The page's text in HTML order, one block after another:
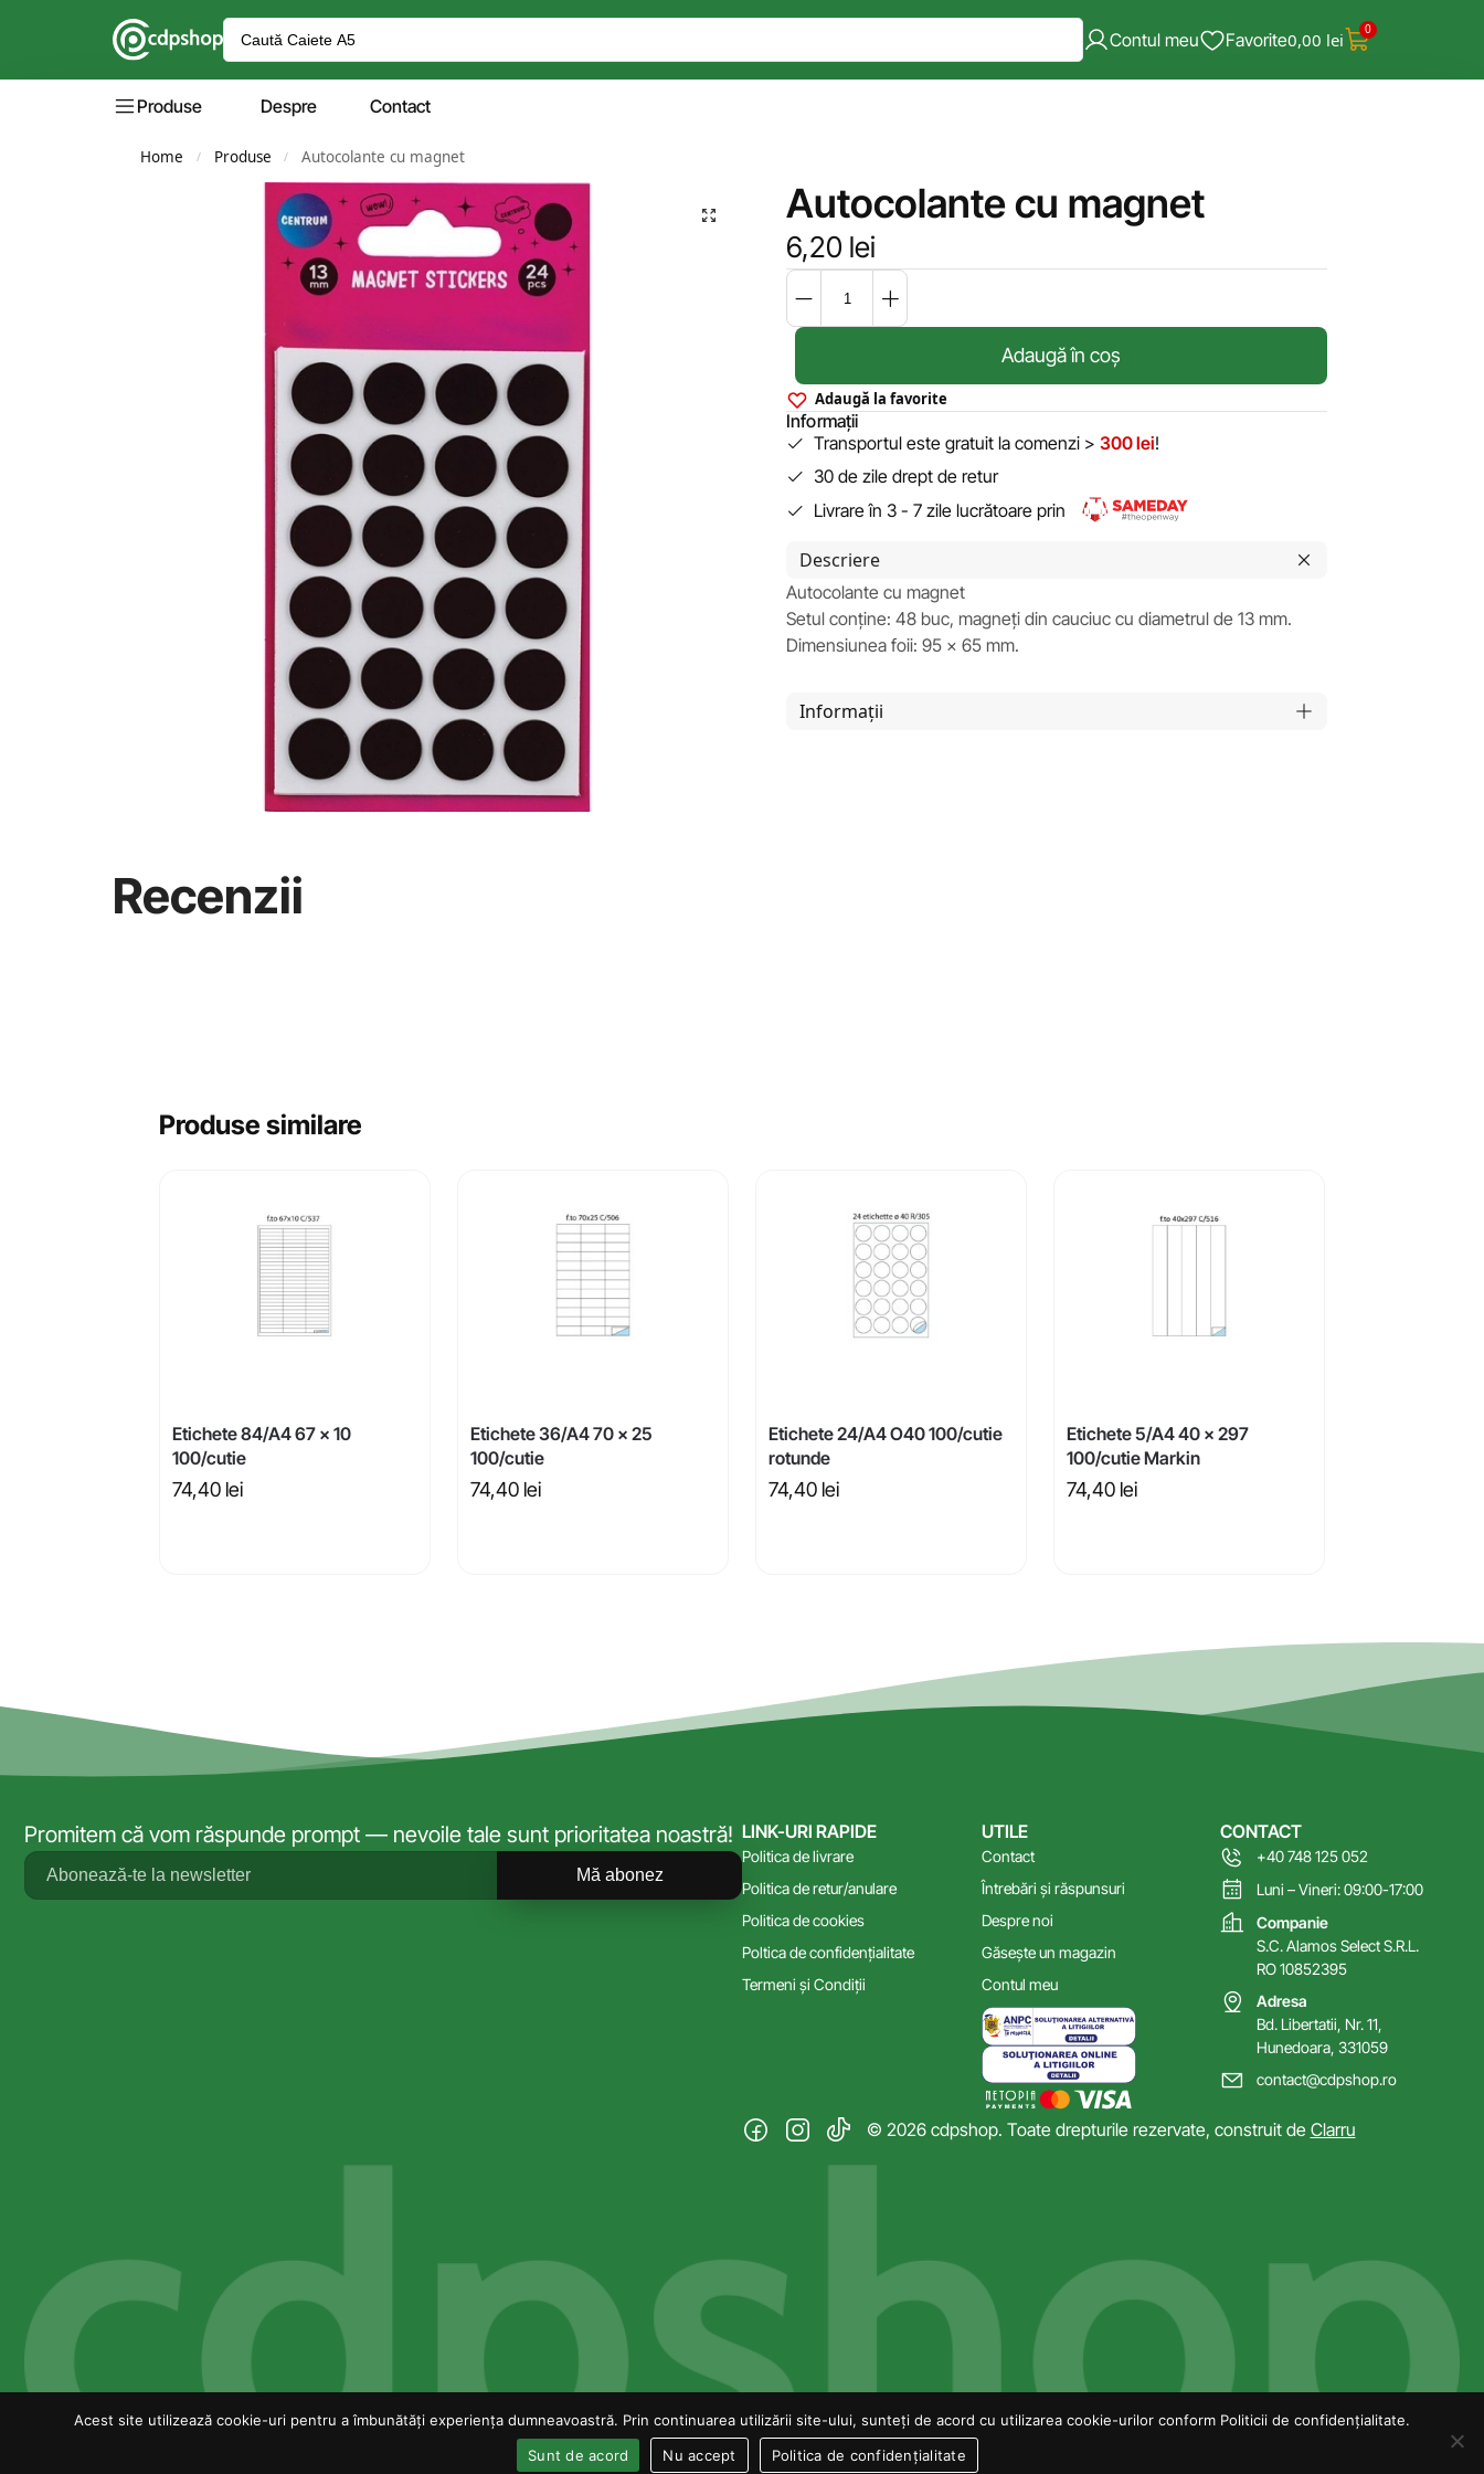
Contul meu Favorite0,00 lei 0
Produse Despre Contact
Home / Produse / Autocolante cu magnet
Autocolante cu magnet
6,20 lei
Adaugă în coș
Adaugă la favorite
Informații
Transportul este gratuit la comenzi > 300 lei!
30 de zile drept de retur
Livrare în 3 - 7 zile lucrătoare prin
Descriere
Autocolante cu magnet
Setul conține: 48 buc, magneți din cauciuc cu diametrul de 13 mm.
Dimensiunea foii: 95 x 65 mm.
Informații
Recenzii
Produse similare
Etichete 84/A4 67 x 10
100/cutie
74,40 lei
Etichete 36/A4 70 x 25
100/cutie
74,40 lei
Etichete 24/A4 O40 100/cutie
rotunde
74,40 lei
Etichete 5/A4 40 x 297
100/cutie Markin
74,40 lei
Promitem că vom răspunde prompt — nevoile tale sunt prioritatea noastră!
Mă abonez
LINK-URI RAPIDE
Politica de livrare
Politica de retur/anulare
Politica de cookies
Poltica de confidențialitate
Termeni și Condiții
UTILE
Contact
Întrebări și răspunsuri
Despre noi
Găsește un magazin
Contul meu
CONTACT
+40 748 125 052
Luni – Vineri: 09:00-17:00
Companie
S.C. Alamos Select S.R.L.
RO 10852395
Adresa
Bd. Libertatii, Nr. 11,
Hunedoara, 331059
contact@cdpshop.ro
© 2026 cdpshop. Toate drepturile rezervate, construit de Clarru
Acest site utilizează cookie-uri pentru a îmbunătăți experiența dumneavoastră. Prin continuarea utilizării site-ului, sunteți de acord cu utilizarea cookie-urilor conform Politicii de confidențialitate.
Sunt de acord
Nu accept Politica de confidențialitate